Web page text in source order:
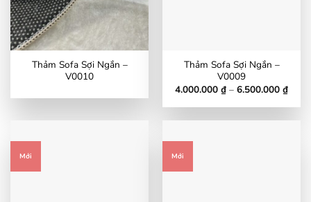
Thảm Sofa Sợi Ngắn –
V0010
Thảm Sofa Sợi Ngắn –
V0009
4.000.000 ₫ – 6.500.000 ₫
từ
đến
Mới Mới